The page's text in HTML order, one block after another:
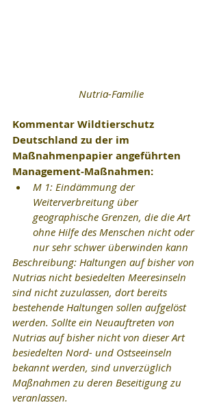
Nutria-Familie
Kommentar Wildtierschutz
Deutschland zu der im
Maßnahmenpapier angeführten
Management-Maßnahmen:
M 1: Eindämmung der
Weiterverbreitung über
geographische Grenzen, die die Art
ohne Hilfe des Menschen nicht oder
nur sehr schwer überwinden kann
Beschreibung: Haltungen auf bisher von
Nutrias nicht besiedelten Meeresinseln
sind nicht zuzulassen, dort bereits
bestehende Haltungen sollen aufgelöst
werden. Sollte ein Neuauftreten von
Nutrias auf bisher nicht von dieser Art
besiedelten Nord- und Ostseeinseln
bekannt werden, sind unverzüglich
Maßnahmen zu deren Beseitigung zu
veranlassen.